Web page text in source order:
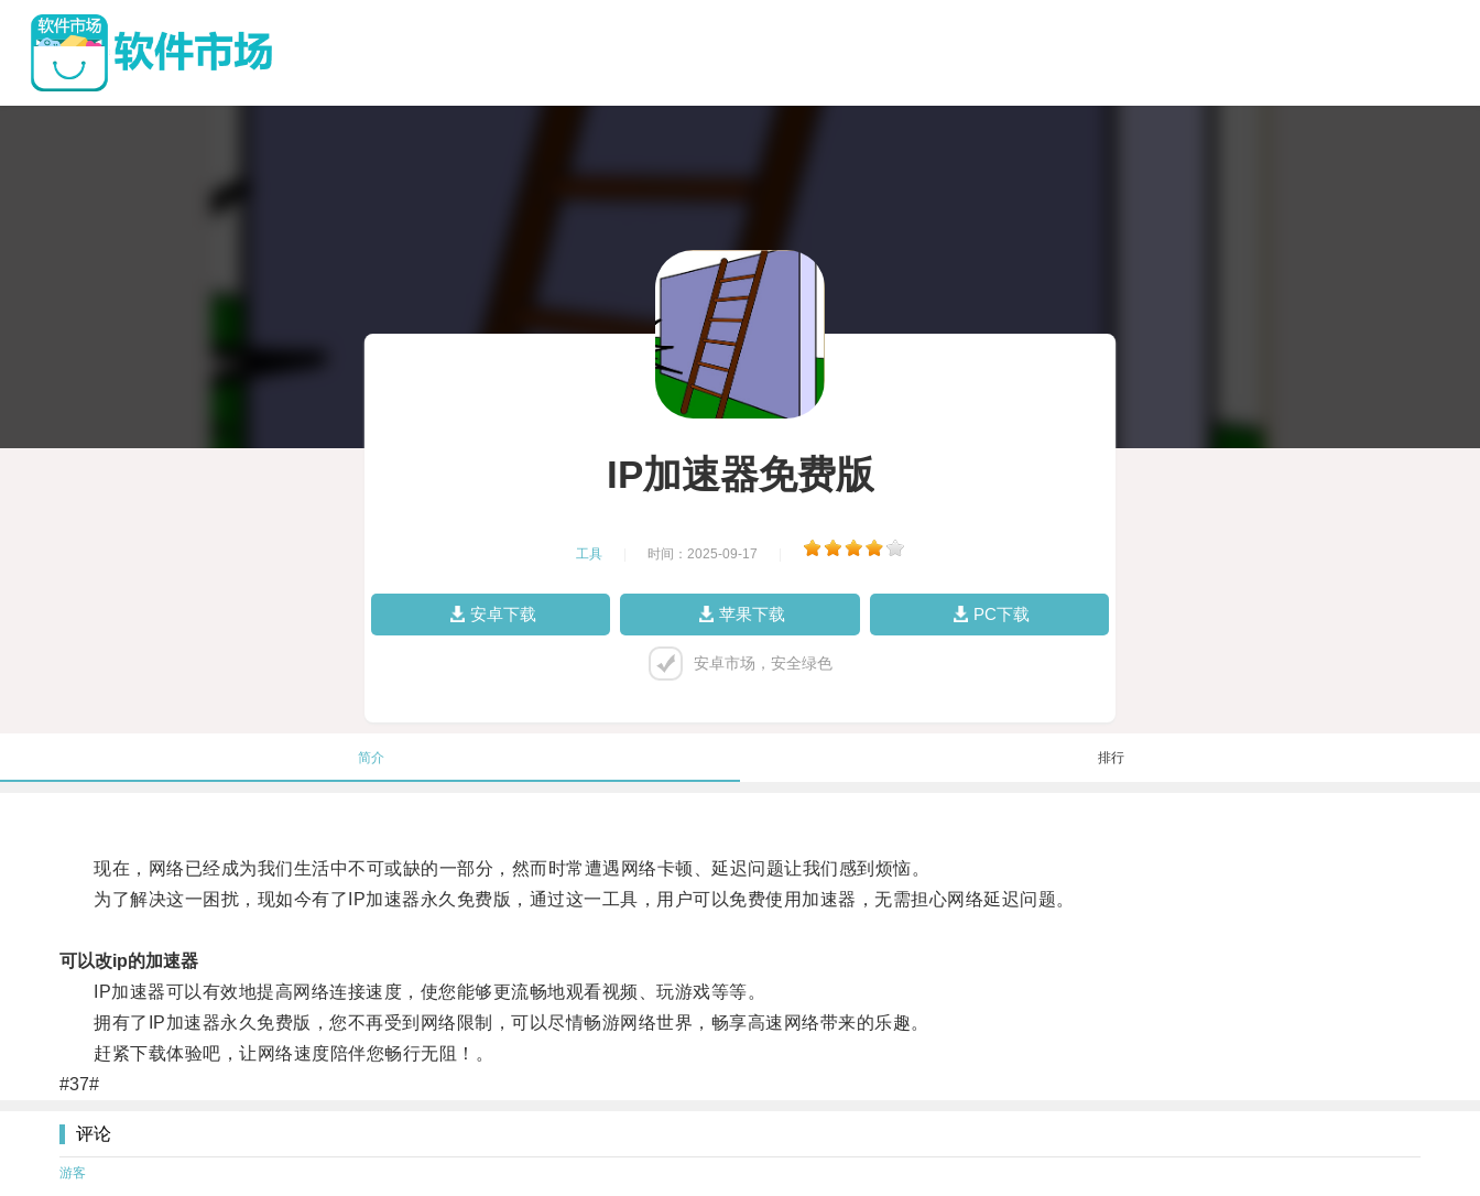
IP加速器免费版
工具 时间：2025-09-17
安卓下载 苹果下载 PC下载
安卓市场，安全绿色
简介 排行
现在，网络已经成为我们生活中不可或缺的一部分，然而时常遭遇网络卡顿、延迟问题让我们感到烦恼。
为了解决这一困扰，现如今有了IP加速器永久免费版，通过这一工具，用户可以免费使用加速器，无需担心网络延迟问题。
可以改ip的加速器
IP加速器可以有效地提高网络连接速度，使您能够更流畅地观看视频、玩游戏等等。
拥有了IP加速器永久免费版，您不再受到网络限制，可以尽情畅游网络世界，畅享高速网络带来的乐趣。
赶紧下载体验吧，让网络速度陪伴您畅行无阻！。
#37#
评论
游客